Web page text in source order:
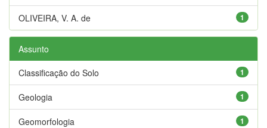
1
OLIVEIRA, V. A. de
Assunto
1
Classificação do Solo
1
Geologia
1
Geomorfologia